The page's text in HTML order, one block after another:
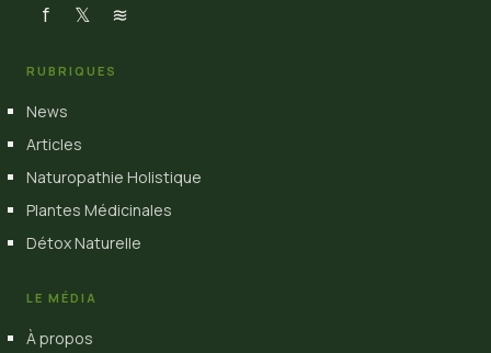
f 𝕏 ≋
RUBRIQUES
News
Articles
Naturopathie Holistique
Plantes Médicinales
Détox Naturelle
LE MÉDIA
À propos